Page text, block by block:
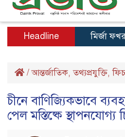
Headline মির্জা
/আন্তর্জাতিক,তথ্যপ্রযুক্তি,
চীনে বাণিজ্যিকভাবে
পেল মস্তিষ্কে স্থাপনযোগ্য